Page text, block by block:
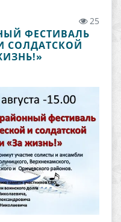
25
ФЕСТИВАЛЬ
СОЛДАТСКОЙ